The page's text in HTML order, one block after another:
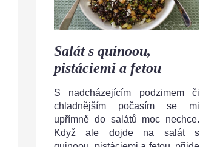
Salát s quinoou,
pistáciemi a fetou
S nadcházejícím podzimem či
chladnějším počasím se mi
upřímně do salátů moc nechce.
Když ale dojde na salát s